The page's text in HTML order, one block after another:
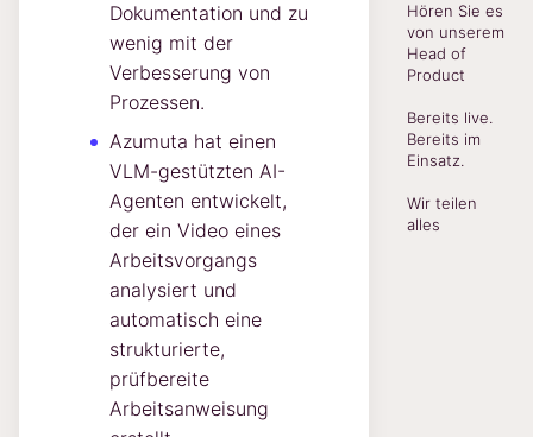
Dokumentation und zu
wenig mit der
Verbesserung von
Prozessen.
Azumuta hat einen
VLM-gestützten AI-
Agenten entwickelt,
der ein Video eines
Arbeitsvorgangs
analysiert und
automatisch eine
strukturierte,
prüfbereite
Arbeitsanweisung
Hören Sie es
von unserem
Head of
Product
Bereits live.
Bereits im
Einsatz.
Wir teilen
alles